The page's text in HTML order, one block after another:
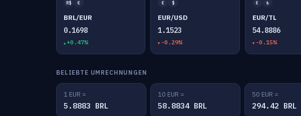
R$ €
BRL/EUR
0.1698
+0.47%
€ $
EUR/USD
1.1523
-0.29%
€ ₺
EUR/TL
54.8886
-0.15%
BELIEBTE UMRECHNUNGEN
1 EUR =
5.8883 BRL
10 EUR =
58.8834 BRL
50 EUR =
294.42 BRL